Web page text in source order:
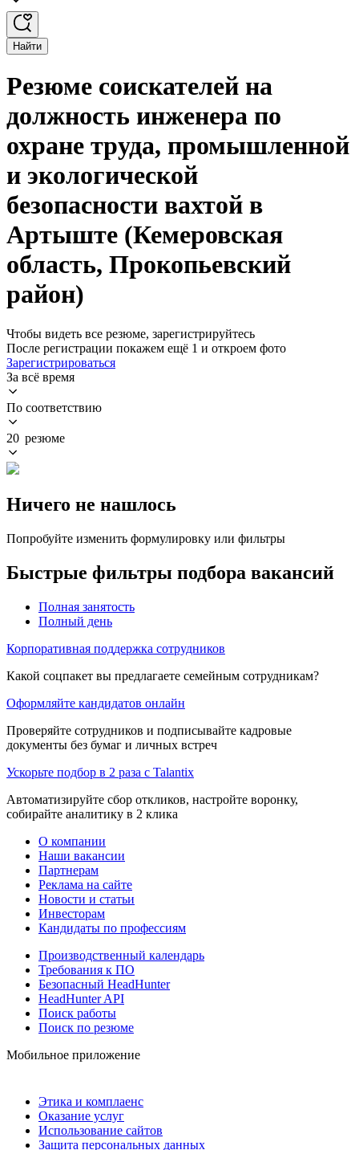
Найти
Резюме соискателей на
должность инженера по
охране труда, промышленной
и экологической
безопасности вахтой в
Артыште (Кемеровская
область, Прокопьевский
район)
Чтобы видеть все резюме, зарегистрируйтесь
После регистрации покажем ещё 1 и откроем фото
Зарегистрироваться
За всё время
По соответствию
20 резюме
Ничего не нашлось
Попробуйте изменить формулировку или фильтры
Быстрые фильтры подбора вакансий
Полная занятость
Полный день
Корпоративная поддержка сотрудников
Какой соцпакет вы предлагаете семейным сотрудникам?
Оформляйте кандидатов онлайн
Проверяйте сотрудников и подписывайте кадровые
документы без бумаг и личных встреч
Ускорьте подбор в 2 раза с Talantix
Автоматизируйте сбор откликов, настройте воронку,
собирайте аналитику в 2 клика
О компании
Наши вакансии
Партнерам
Реклама на сайте
Новости и статьи
Инвесторам
Кандидаты по профессиям
Производственный календарь
Требования к ПО
Безопасный HeadHunter
HeadHunter API
Поиск работы
Поиск по резюме
Мобильное приложение
Этика и комплаенс
Оказание услуг
Использование сайтов
Защита персональных данных